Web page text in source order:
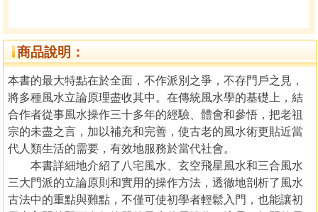
商品說明：
本書的最大特點在於全面，不作派別之爭，不存門戶之見，
將多種風水立論原理盡收其中。在傳統風水學的基礎上，結
合作者從事風水操作三十多年的經驗、體會和參悟，把老祖
宗的未盡之言，加以補充和完善，使古老的風水術更貼近當
代人類生活的需要，有效地服務於當代社會。
本書詳細地介紹了八宅風水、玄空飛星風水和三合風水
三大門派的立論原則和實用的操作方法，透徹地剖析了風水
古法中的重點與難點，不僅可使初學者輕鬆入門，也能讓初